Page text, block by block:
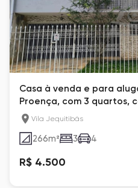
Casa à venda e para
Proença, com 3 quartos,
Vila Jequitibás
266m² 3 4
R$ 4.500